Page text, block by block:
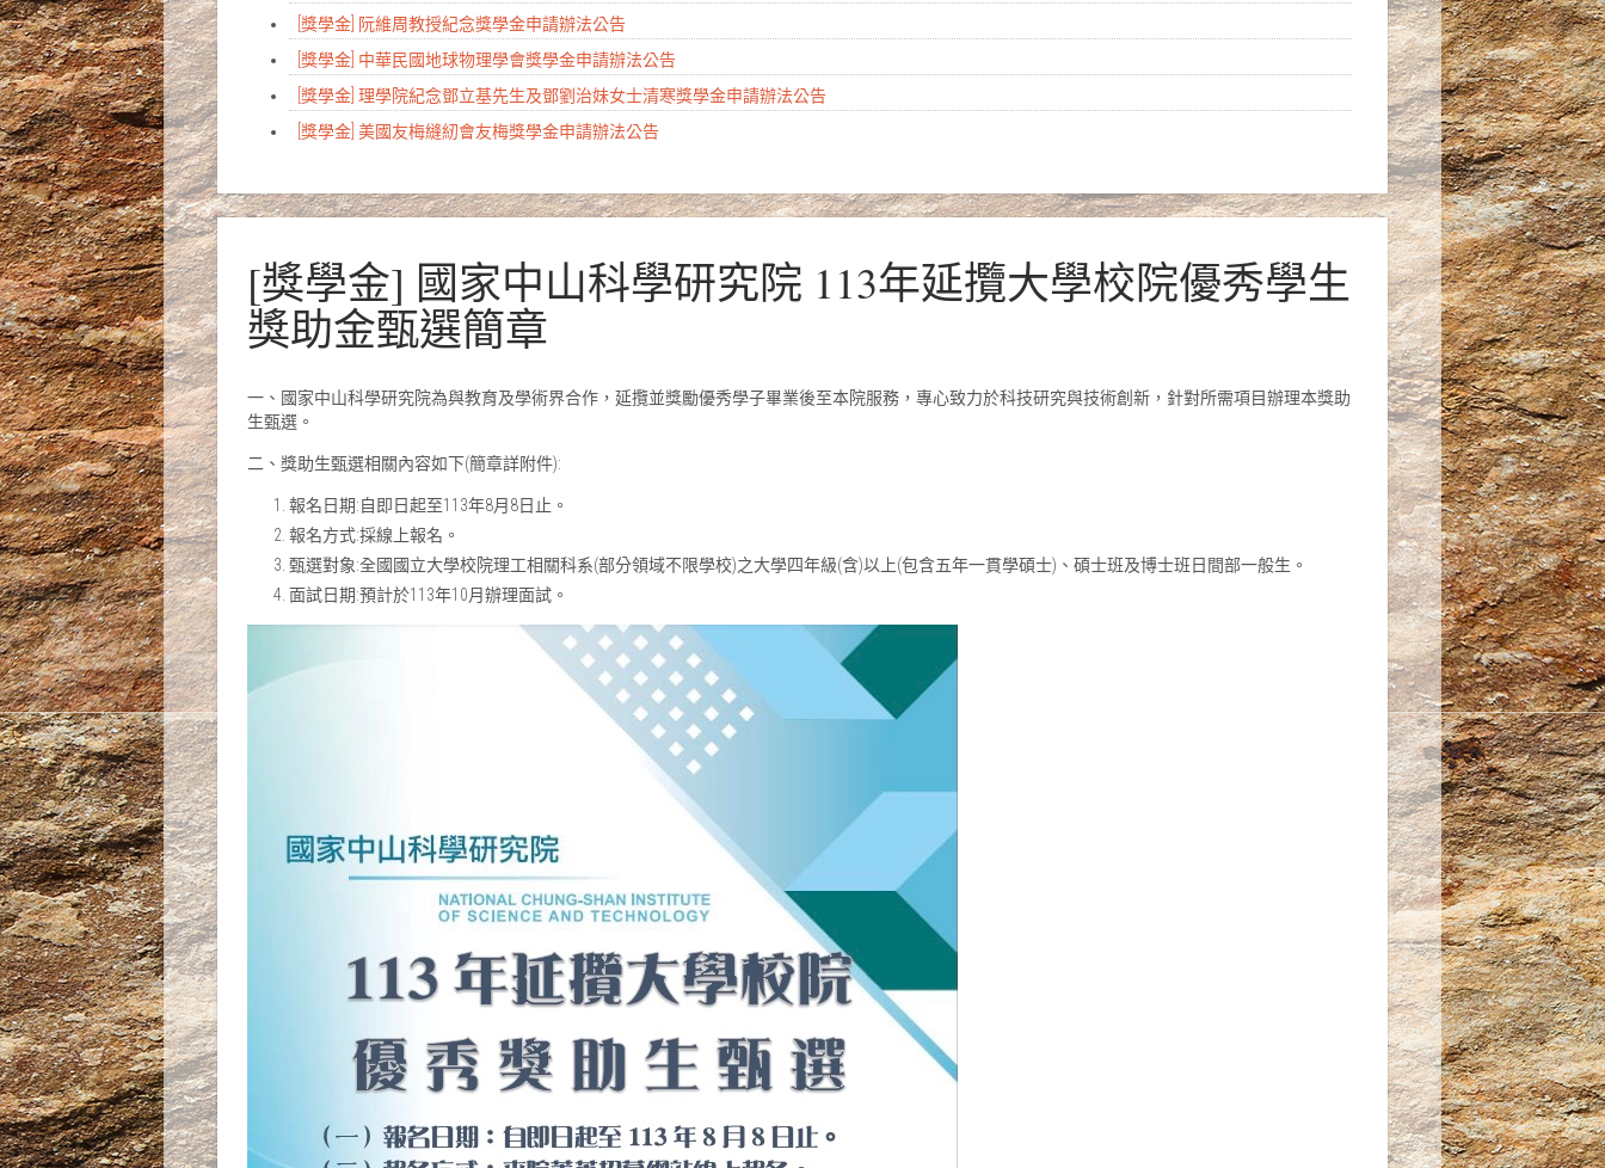
[獎學金] 阮維周教授紀念獎學金申請辦法公告
[獎學金] 中華民國地球物理學會獎學金申請辦法公告
[獎學金] 理學院紀念鄧立基先生及鄧劉治妹女士清寒獎學金申請辦法公告
[獎學金] 美國友梅縫紉會友梅獎學金申請辦法公告
[獎學金] 國家中山科學研究院 113年延攬大學校院優秀學生
獎助金甄選簡章
一、國家中山科學研究院為與教育及學術界合作，延攬並獎勵優秀學子畢業後至本院服務，專心致力於科技研究與技術創新，針對所需項目辦理本獎助
生甄選。
二、獎助生甄選相關內容如下(簡章詳附件):
報名日期:自即日起至113年8月8日止。
報名方式:採線上報名。
甄選對象:全國國立大學校院理工相關科系(部分領域不限學校)之大學四年級(含)以上(包含五年一貫學碩士)、碩士班及博士班日間部一般生。
面試日期:預計於113年10月辦理面試。